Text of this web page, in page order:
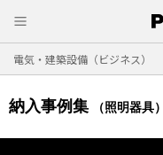
電気・建築設備（ビジネス）
納入事例集 （照明器具）